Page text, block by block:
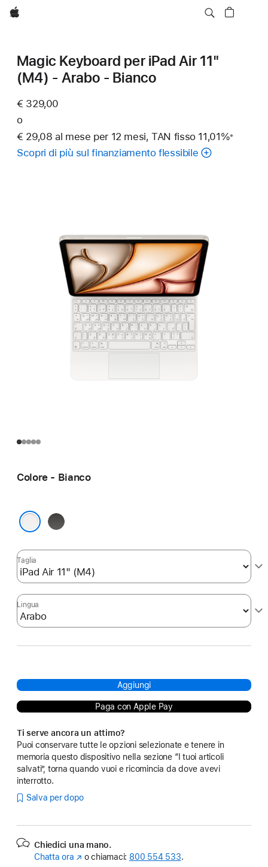
Apple
Magic Keyboard per iPad Air 11"
(M4) - Arabo - Bianco
€ 329,00
o
€ 29,08 al mese per 12 mesi, TAN fisso 11,01%※
Scopri di più sul finanziamento flessibile
Colore - Bianco
Nero
Taglia
Lingua
Aggiungi
Paga con Apple Pay
Ti serve ancora un attimo?
Puoi conservare tutte le opzioni selezionate e tenere in
memoria questo dispositivo nella sezione “I tuoi articoli
salvati”, torna quando vuoi e ricomincia da dove avevi
interrotto.
Salva per dopo
Chiedici una mano.
Chatta ora (Si o chiamaci: 800 554 533.